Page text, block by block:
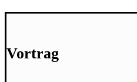
Vortrag